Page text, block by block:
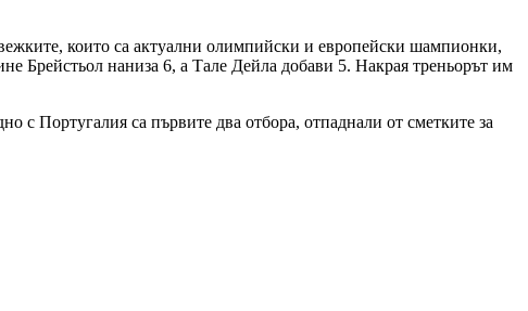
които са актуални олимпийски и европейски шампионки,
Брейстьол наниза 6, а Тале Дейла добави 5. Накрая треньорът им
с Португалия са първите два отбора, отпаднали от сметките за